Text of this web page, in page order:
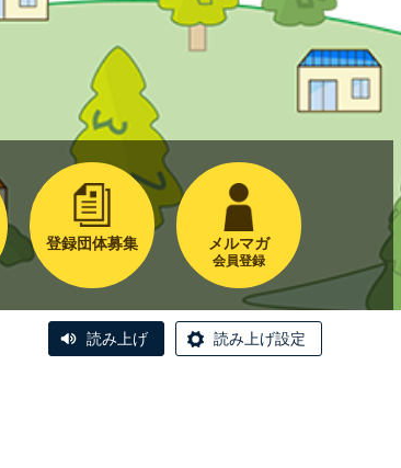
登録団体募集 メルマガ
会員登録
読み上げ 読み上げ設定